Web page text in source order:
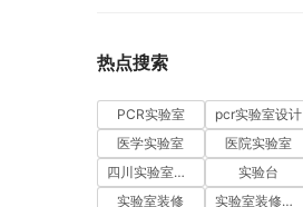
热点搜索
PCR实验室 pcr实验室设计
医学实验室
医院实验室
四川实验室设计
实验台
实验室装修
实验室装修设计